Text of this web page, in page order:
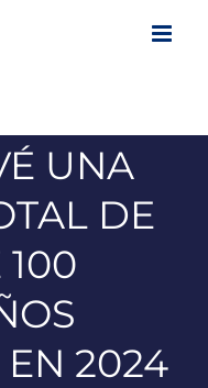
UNA
DE
100
EN 2024